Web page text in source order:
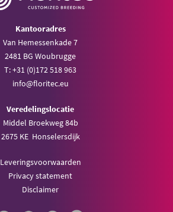
Kantooradres
Van Hemessenkade 7
2481 BG Woubrugge
T: +31 (0)172 518 963
info@floritec.eu
Veredelingslocatie
Middel Broekweg 84b
2675 KE Honselersdijk
Leveringsvoorwaarden
Privacy statement
Disclaimer